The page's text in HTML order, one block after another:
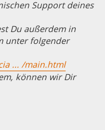
Support deines
Du außerdem in
unter folgender
... /main.html
können wir Dir